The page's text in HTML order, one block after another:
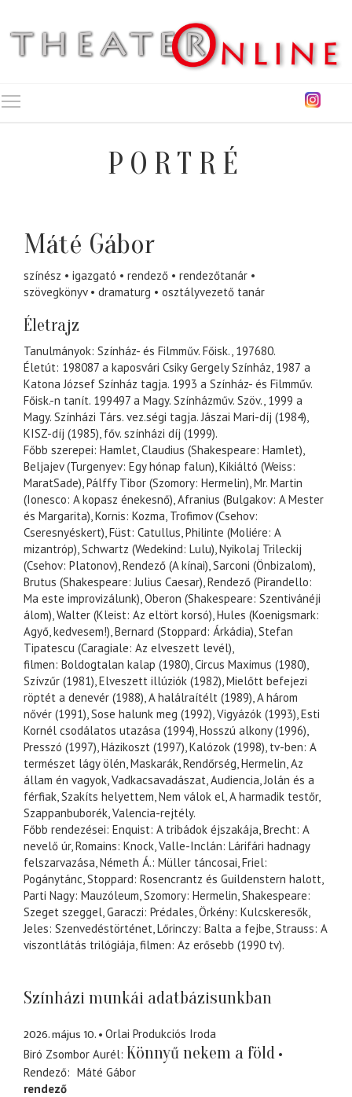
PORTRÉ
Máté Gábor
színész igazgató rendező
rendezőtanár
szövegkönyv
dramaturg osztályvezető tanár
Életrajz
Tanulmányok: Színház- és Filmműv. Főisk., 197680.
Életút: 198087 a kaposvári Csiky Gergely Színház, 1987 a
Katona József Színház tagja. 1993 a Színház- és Filmműv.
Főisk.-n tanít. 199497 a Magy. Színházműv. Szöv., 1999 a
Magy. Színházi Társ. vez.ségi tagja. Jászai Mari-díj (1984),
KISZ-díj (1985), főv. színházi díj (1999).
Főbb szerepei: Hamlet, Claudius (Shakespeare: Hamlet),
Beljajev (Turgenyev: Egy hónap falun), Kikiáltó (Weiss:
MaratSade), Pálffy Tibor (Szomory: Hermelin), Mr. Martin
(Ionesco: A kopasz énekesnő), Afranius (Bulgakov: A Mester
és Margarita), Kornis: Kozma, Trofimov (Csehov:
Cseresnyéskert), Füst: Catullus, Philinte (Moliére: A
mizantróp), Schwartz (Wedekind: Lulu), Nyikolaj Trileckij
(Csehov: Platonov), Rendező (A kínai), Sarconi (Önbizalom),
Brutus (Shakespeare: Julius Caesar), Rendező (Pirandello:
Ma este improvizálunk), Oberon (Shakespeare: Szentivánéji
álom), Walter (Kleist: Az eltört korsó), Hules (Koenigsmark:
Agyő, kedvesem!), Bernard (Stoppard: Árkádia), Stefan
Tipatescu (Caragiale: Az elveszett levél),
filmen: Boldogtalan kalap (1980), Circus Maximus (1980),
Szívzűr (1981), Elveszett illúziók (1982), Mielőtt befejezi
röptét a denevér (1988), A halálraítélt (1989), A három
nővér (1991), Sose halunk meg (1992), Vigyázók (1993), Esti
Kornél csodálatos utazása (1994), Hosszú alkony (1996),
Presszó (1997), Házikoszt (1997), Kalózok (1998), tv-ben: A
természet lágy ölén, Maskarák, Rendőrség, Hermelin, Az
állam én vagyok, Vadkacsavadászat, Audiencia, Jolán és a
férfiak, Szakíts helyettem, Nem válok el, A harmadik testőr,
Szappanbuborék, Valencia-rejtély.
Főbb rendezései: Enquist: A tribádok éjszakája, Brecht: A
nevelő úr, Romains: Knock, Valle-Inclán: Lárifári hadnagy
felszarvazása, Németh Á.: Müller táncosai, Friel:
Pogánytánc, Stoppard: Rosencrantz és Guildenstern halott,
Parti Nagy: Mauzóleum, Szomory: Hermelin, Shakespeare:
Szeget szeggel, Garaczi: Prédales, Örkény: Kulcskeresők,
Jeles: Szenvedéstörténet, Lőrinczy: Balta a fejbe, Strauss: A
viszontlátás trilógiája, filmen: Az erősebb (1990 tv).
Színházi munkái adatbázisunkban
2026. május 10.
Orlai Produkciós Iroda
Biró Zsombor Aurél Könnyű nekem a föld
Rendező
Máté Gábor
rendező